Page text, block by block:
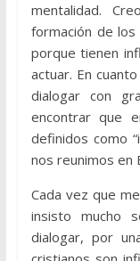
mentalidad.
formación de
porque tienen
actuar. En
dialogar con
encontrar que
definidos como
nos reunimos en
Cada vez que
insisto mucho
dialogar, por